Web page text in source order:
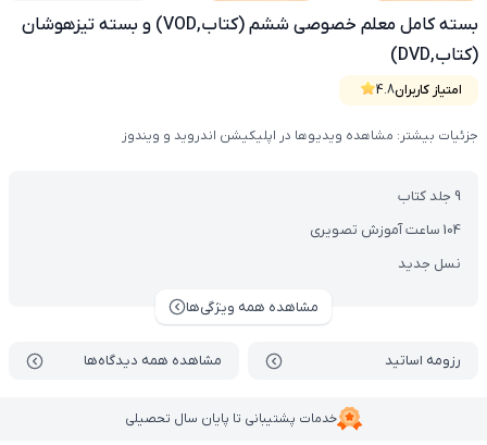
عکس کاور نمونه تدریس عکس کاور نمونه تدریسبسته کامل معلم خصوصی ششم (کتاب,VOD) و بسته تیزهوشان
(کتاب,DVD)
امتیاز کاربران4.8
9 جلد کتاب
104 ساعت آموزش تصویری
نسل جدید
مشاهده همه ویژگی‌ها
رزومه اساتید مشاهده همه دیدگاه‌ها
خدمات پشتیبانی تا پایان سال تحصیلی
جزئیات بیشتر: مشاهده ویدیوها در اپلیکیشن اندروید و ویندوز